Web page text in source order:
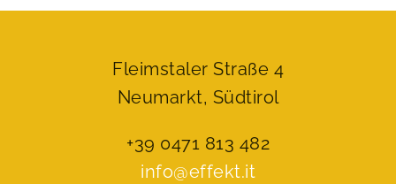
Fleimstaler Straße 4
Neumarkt, Südtirol
+39 0471 813 482
info@effekt.it